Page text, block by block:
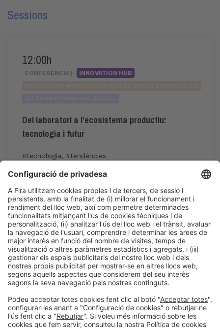
Sessions
12:00h
CONFERÈNCIA |
INNOVATION HUB
Del laboratori a l’ecosistema productiu:
tecnologia i futur
#tecnologia, #tendències
Dj 4
Innovation Hub Area - Stand Acció
Accés públic
LLegir més